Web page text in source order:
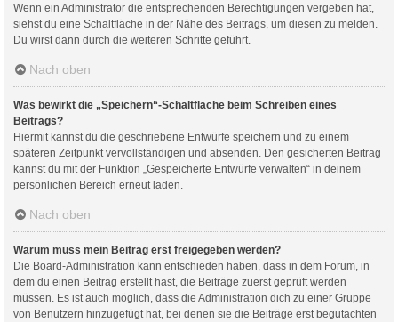
Wenn ein Administrator die entsprechenden Berechtigungen vergeben hat,
siehst du eine Schaltfläche in der Nähe des Beitrags, um diesen zu melden.
Du wirst dann durch die weiteren Schritte geführt.
Nach oben
Was bewirkt die „Speichern“-Schaltfläche beim Schreiben eines
Beitrags?
Hiermit kannst du die geschriebene Entwürfe speichern und zu einem
späteren Zeitpunkt vervollständigen und absenden. Den gesicherten Beitrag
kannst du mit der Funktion „Gespeicherte Entwürfe verwalten“ in deinem
persönlichen Bereich erneut laden.
Nach oben
Warum muss mein Beitrag erst freigegeben werden?
Die Board-Administration kann entschieden haben, dass in dem Forum, in
dem du einen Beitrag erstellt hast, die Beiträge zuerst geprüft werden
müssen. Es ist auch möglich, dass die Administration dich zu einer Gruppe
von Benutzern hinzugefügt hat, bei denen sie die Beiträge erst begutachten